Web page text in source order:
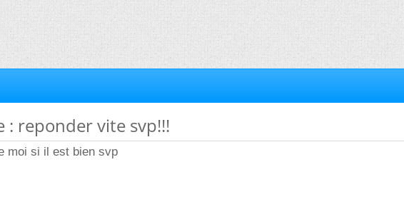
: reponder vite svp!!!
moi si il est bien svp